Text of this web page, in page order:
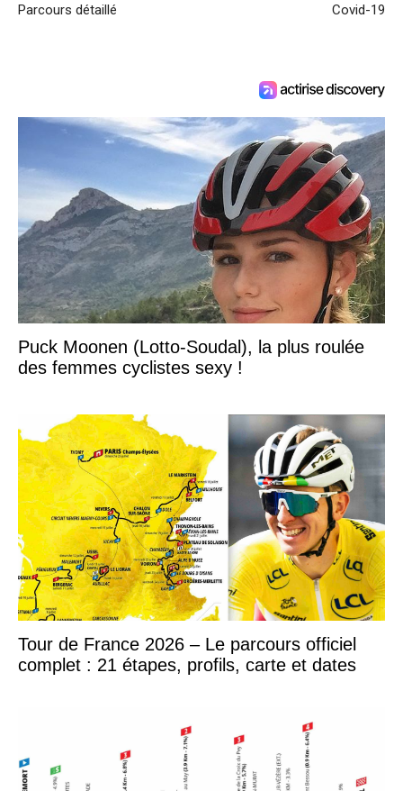
Parcours détaillé
Covid-19
Puck Moonen (Lotto-Soudal), la plus roulée
des femmes cyclistes sexy !
Tour de France 2026 – Le parcours officiel
complet : 21 étapes, profils, carte et dates